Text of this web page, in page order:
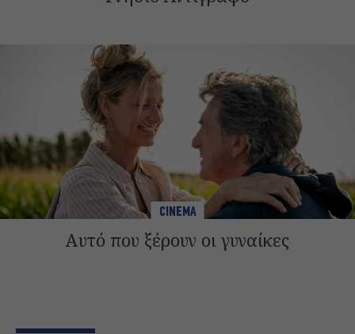
CINEMA
Αυτό που ξέρουν οι γυναίκες